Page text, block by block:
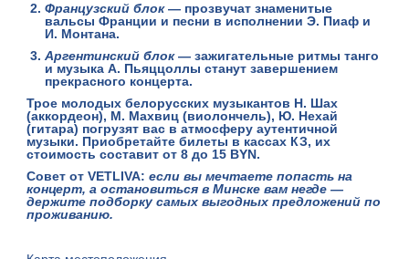
Французский блок— прозвучат знаменитые
вальсы Франции и песни в исполнении Э. Пиаф и
И. Монтана.
Аргентинский блок— зажигательные ритмы танго
и музыка А. Пьяццоллы станут завершением
прекрасного концерта.
Трое молодых белорусских музыкантов Н. Шах
(аккордеон), М. Махвиц (виолончель), Ю. Нехай
(гитара) погрузят вас в атмосферу аутентичной
музыки. Приобретайте билеты в кассах КЗ, их
стоимость составит от8 до 15 BYN.
Совет от VETLIVA: если вы мечтаете попасть на
концерт, а остановиться в Минске вам негде —
держите подборку самых выгодныхпредложений по
проживанию.